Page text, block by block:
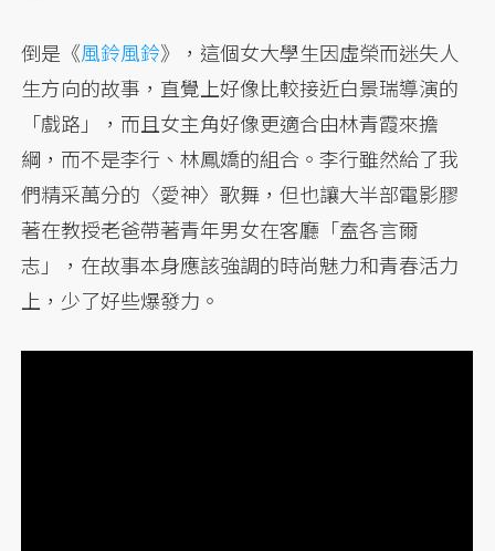
倒是《風鈴風鈴》，這個女大學生因虛榮而迷失人
生方向的故事，直覺上好像比較接近白景瑞導演的
「戲路」，而且女主角好像更適合由林青霞來擔
綱，而不是李行、林鳳嬌的組合。李行雖然給了我
們精采萬分的〈愛神〉歌舞，但也讓大半部電影膠
著在教授老爸帶著青年男女在客廳「盍各言爾
志」，在故事本身應該強調的時尚魅力和青春活力
上，少了好些爆發力。